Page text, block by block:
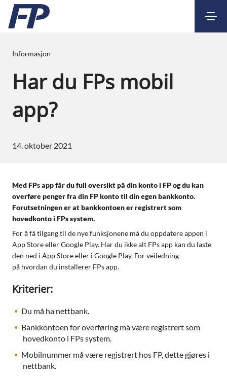
Informasjon
Har du FPs mobil
app?
14. oktober 2021
Med FPs app får du full oversikt på din konto i FP og du kan
overføre penger fra din FP konto til din egen bankkonto.
Forutsetningen er at bankkontoen er registrert som
hovedkonto i FPs system.
For å få tilgang til de nye funksjonene må du oppdatere appen i
App Store eller Google Play. Har du ikke alt FPs app kan du laste
den ned i App Store eller i Google Play. For veiledning
på hvordan du installerer FPs app.
Kriterier:
Du må ha nettbank.
Bankkontoen for overføring må være registrert som
hovedkonto i FPs system.
Mobilnummer må være registrert hos FP, dette gjøres i
nettbank.